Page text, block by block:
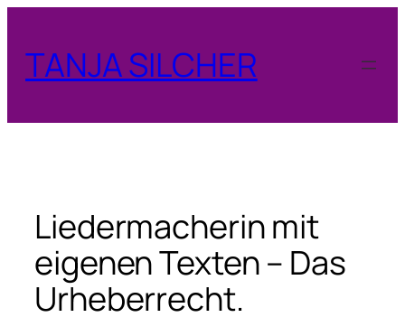
springen
TANJA SILCHER
Liedermacherin mit
eigenen Texten – Das
Urheberrecht.